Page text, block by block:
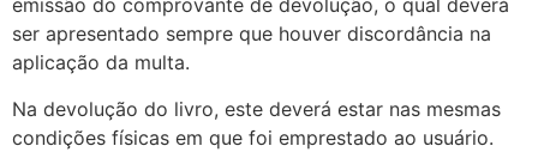
emissão do comprovante de devolução, o qual deverá
ser apresentado sempre que houver discordância na
aplicação da multa.
Na devolução do livro, este deverá estar nas mesmas
condições físicas em que foi emprestado ao usuário.